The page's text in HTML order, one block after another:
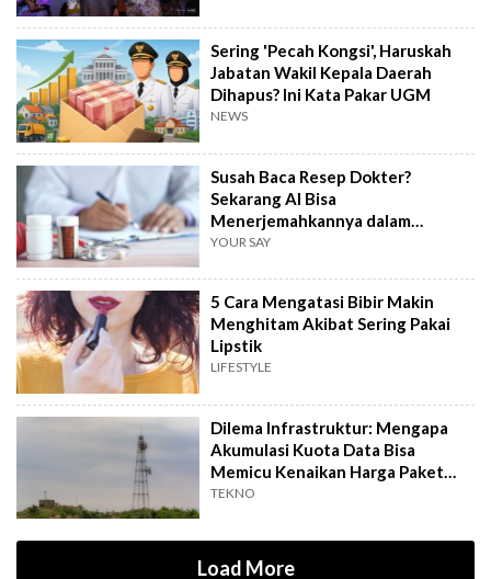
Sering 'Pecah Kongsi', Haruskah
Jabatan Wakil Kepala Daerah
Dihapus? Ini Kata Pakar UGM
NEWS
Susah Baca Resep Dokter?
Sekarang AI Bisa
Menerjemahkannya dalam
Hitungkan Detik!
YOUR SAY
5 Cara Mengatasi Bibir Makin
Menghitam Akibat Sering Pakai
Lipstik
LIFESTYLE
Dilema Infrastruktur: Mengapa
Akumulasi Kuota Data Bisa
Memicu Kenaikan Harga Paket
Internet?
TEKNO
Load More